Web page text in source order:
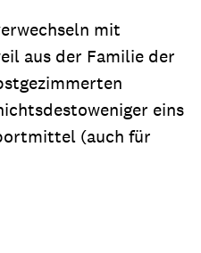
mit
aus der Familie der
eins
(auch für